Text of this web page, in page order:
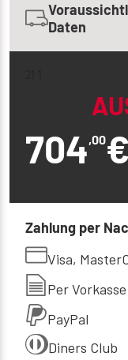
Daten
704,00€
Zahlung per
Visa,
Per Vorkasse
PayPal
Diners Club